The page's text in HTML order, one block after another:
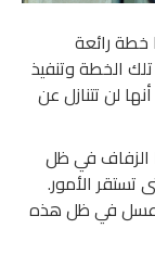
خطة رائعة
الخطة وتنفيذ
لن تتنازل عن
في ظل
تستقر الأمور.
عسل في ظل هذه